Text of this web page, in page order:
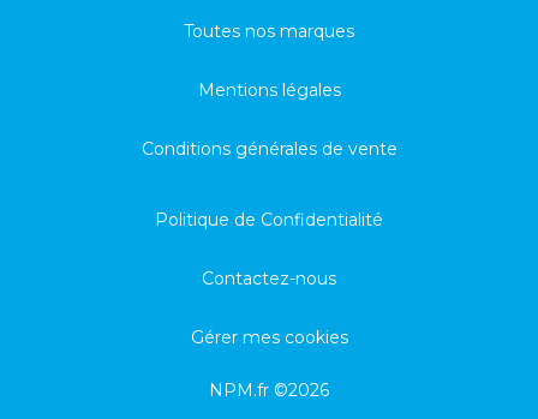
Toutes nos marques
Mentions légales
Conditions générales de vente
Politique de Confidentialité
Contactez-nous
Gérer mes cookies
NPM.fr ©2026